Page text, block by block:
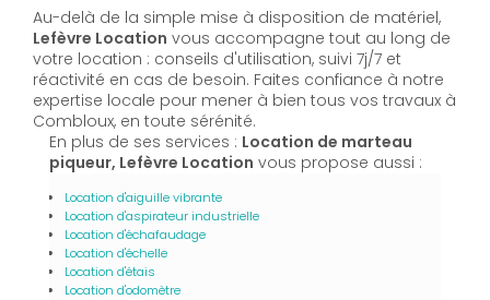
Au-delà de la simple mise à disposition de matériel,
Lefèvre Location vous accompagne tout au long de
votre location : conseils d'utilisation, suivi 7j/7 et
réactivité en cas de besoin. Faites confiance à notre
expertise locale pour mener à bien tous vos travaux à
Combloux, en toute sérénité.
En plus de ses services : Location de marteau
piqueur, Lefèvre Location vous propose aussi :
Location d'aiguille vibrante
Location d'aspirateur industrielle
Location d'échafaudage
Location d'échelle
Location d'étais
Location d'odomètre